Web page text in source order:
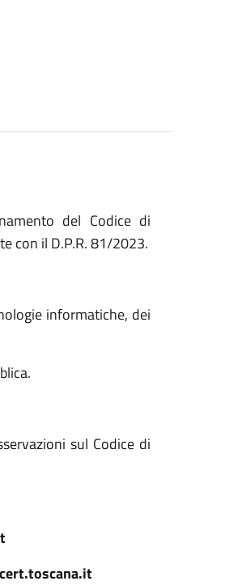
del Codice di
con il D.P.R. 81/2023.
informatiche, dei
sul Codice di